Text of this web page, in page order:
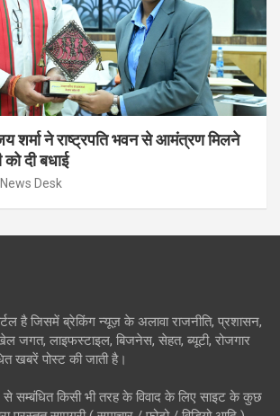
शर्मा ने राष्ट्रपति भवन से आमंत्रण मिलने
को दी बधाई
News Desk
है जिसमें ब्रेकिंग न्यूज़ के अलावा राजनीति, प्रशासन,
जगत, लाइफस्टाइल, बिजनेस, सेहत, ब्यूटी, रोजगार
खबरें पोस्ट की जाती है।
सम्बंधित किसी भी तरह के विवाद के लिए साइट के कुछ